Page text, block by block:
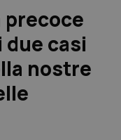
precoce
casi
nostre